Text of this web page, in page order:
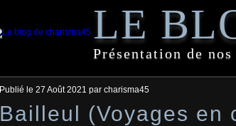
LE
Présentation de
Publié le 27 Août 2021 par charisma45
Bailleul (Voyages en